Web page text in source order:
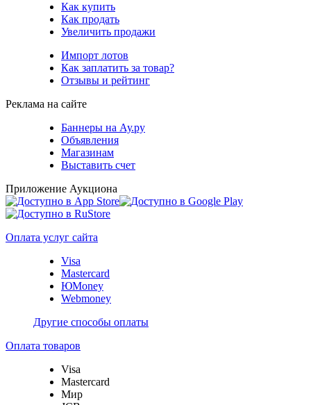
Как купить
Как продать
Увеличить продажи
Импорт лотов
Как заплатить за товар?
Отзывы и рейтинг
Реклама на сайте
Баннеры на Ау.ру
Объявления
Магазинам
Выставить счет
Приложение Аукциона
Оплата услуг сайта
Visa
Mastercard
ЮMoney
Webmoney
Другие способы оплаты
Оплата товаров
Visa
Mastercard
Мир